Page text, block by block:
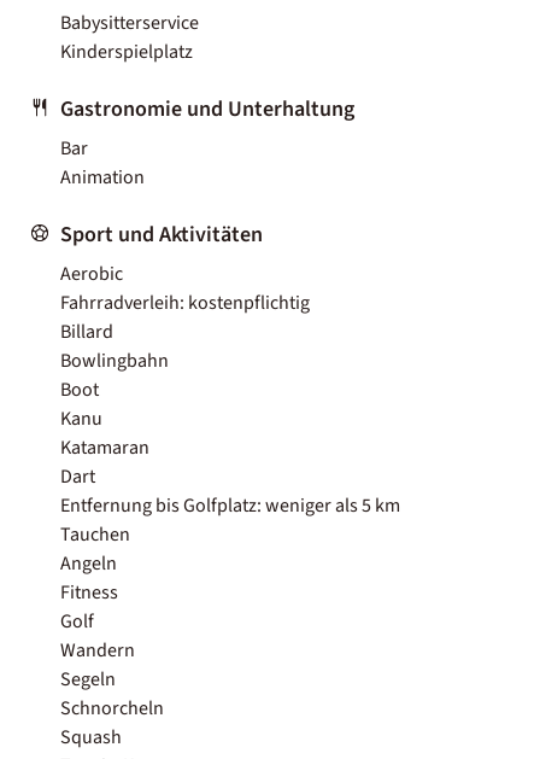
Babysitterservice
Kinderspielplatz
Gastronomie und Unterhaltung
Bar
Animation
Sport und Aktivitäten
Aerobic
Fahrradverleih: kostenpflichtig
Billard
Bowlingbahn
Boot
Kanu
Katamaran
Dart
Entfernung bis Golfplatz: weniger als 5 km
Tauchen
Angeln
Fitness
Golf
Wandern
Segeln
Schnorcheln
Squash